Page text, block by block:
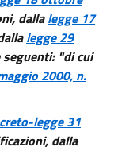
dallalegge 17
legge 29
"di cui
2000, n.
legge 31
dalla